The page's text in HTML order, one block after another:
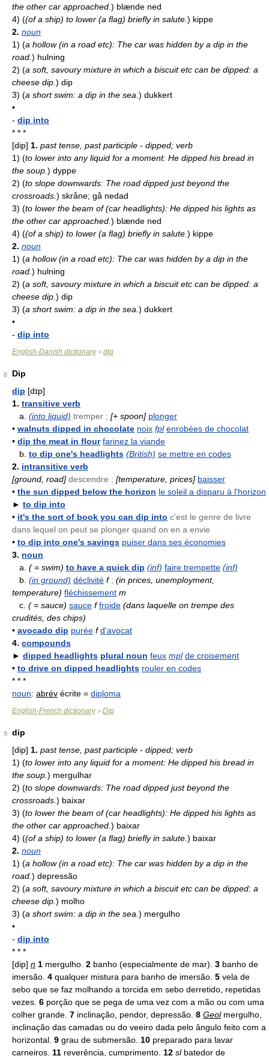
the other car approached.) blænde ned
4) ((of a ship) to lower (a flag) briefly in salute.) kippe
2. noun
1) (a hollow (in a road etc): The car was hidden by a dip in the
road.) hulning
2) (a soft, savoury mixture in which a biscuit etc can be dipped: a
cheese dip.) dip
3) (a short swim: a dip in the sea.) dukkert
•
- dip into
* * *
[dip] 1. past tense, past participle - dipped; verb
1) (to lower into any liquid for a moment: He dipped his bread in
the soup.) dyppe
2) (to slope downwards: The road dipped just beyond the
crossroads.) skråne; gå nedad
3) (to lower the beam of (car headlights): He dipped his lights as
the other car approached.) blænde ned
4) ((of a ship) to lower (a flag) briefly in salute.) kippe
2. noun
1) (a hollow (in a road etc): The car was hidden by a dip in the
road.) hulning
2) (a soft, savoury mixture in which a biscuit etc can be dipped: a
cheese dip.) dip
3) (a short swim: a dip in the sea.) dukkert
•
- dip into
English-Danish dictionary> dip
8
Dip
dip [dɪp]
1. transitive verb
a. (into liquid) tremper ; [+ spoon] plonger
• walnuts dipped in chocolate noix fpl enrobées de chocolat
• dip the meat in flour farinez la viande
b. to dip one's headlights (British) se mettre en codes
2. intransitive verb
[ground, road] descendre ; [temperature, prices] baisser
• the sun dipped below the horizon le soleil a disparu à l'horizon
► to dip into
• it's the sort of book you can dip into c'est le genre de livre
dans lequel on peut se plonger quand on en a envie
• to dip into one's savings puiser dans ses économies
3. noun
a. ( = swim) to have a quick dip (inf) faire trempette (inf)
b. (in ground) déclivité f; (in prices, unemployment,
temperature) fléchissement m
c. ( = sauce) sauce f froide (dans laquelle on trempe des
crudités, des chips)
• avocado dip purée f d'avocat
4. compounds
► dipped headlights plural noun feux mpl de croisement
• to drive on dipped headlights rouler en codes
* * *
noun: abrév écrite = diploma
English-French dictionary> Dip
9
dip
[dip] 1. past tense, past participle - dipped; verb
1) (to lower into any liquid for a moment: He dipped his bread in
the soup.) mergulhar
2) (to slope downwards: The road dipped just beyond the
crossroads.) baixar
3) (to lower the beam of (car headlights): He dipped his lights as
the other car approached.) baixar
4) ((of a ship) to lower (a flag) briefly in salute.) baixar
2. noun
1) (a hollow (in a road etc): The car was hidden by a dip in the
road.) depressão
2) (a soft, savoury mixture in which a biscuit etc can be dipped: a
cheese dip.) molho
3) (a short swim: a dip in the sea.) mergulho
•
- dip into
* * *
[dip] n 1 mergulho. 2 banho (especialmente de mar). 3 banho de
imersão. 4 qualquer mistura para banho de imersão. 5 vela de
sebo que se faz molhando a torcida em sebo derretido, repetidas
vezes. 6 porção que se pega de uma vez com a mão ou com uma
colher grande. 7 inclinação, pendor, depressão. 8 Geolmergulho,
inclinação das camadas ou do veeiro dada pelo ângulo feito com a
horizontal. 9 grau de submersão. 10 preparado para lavar
carneiros. 11 reverência, cumprimento. 12 slbatedor de